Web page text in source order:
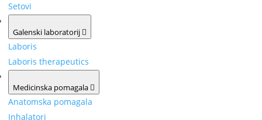
Setovi
Galenski laboratorij
Laboris
Laboris therapeutics
Medicinska pomagala
Anatomska pomagala
Inhalatori